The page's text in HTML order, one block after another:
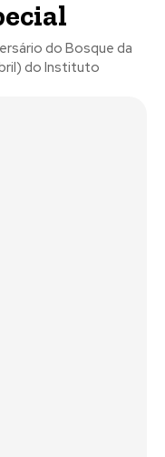
do Bosque da
do Instituto